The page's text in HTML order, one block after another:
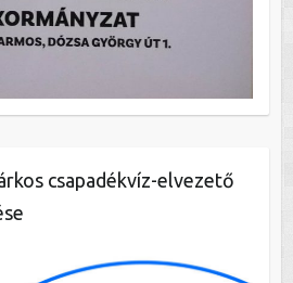
csapadékvíz-elvezető